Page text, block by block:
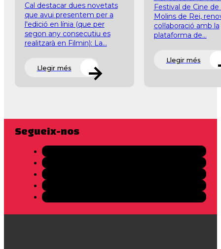
Cal destacar dues novetats
que avui presentem per a
l'edició en línia (que per
segon any consecutiu es
realitzarà en Filmin): La...
Llegir més
Festival de Cine de
Molins de Rei,
col·laboració amb la
plataforma de...
Llegir més
Segueix-nos